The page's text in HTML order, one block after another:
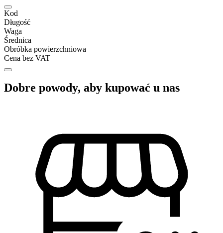
Kod
Długość
Waga
Średnica
Obróbka powierzchniowa
Cena bez VAT
Dobre powody, aby kupować u nas